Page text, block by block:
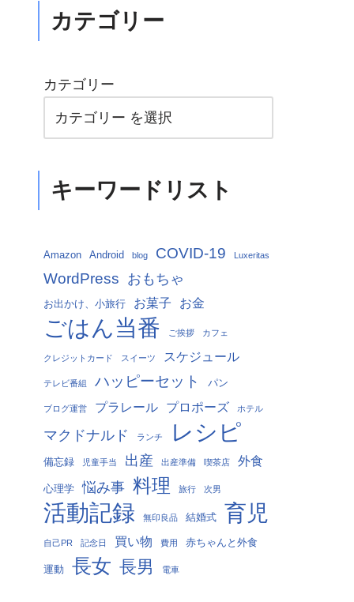
カテゴリー
カテゴリー
キーワードリスト
Amazon Android blog COVID-19 Luxeritas
WordPress おもちゃ
お出かけ、小旅行 お菓子 お金
ごはん当番 ご挨拶 カフェ
クレジットカード スイーツ スケジュール
テレビ番組 ハッピーセット パン
ブログ運営 プラレール プロポーズ ホテル
マクドナルド ランチ レシピ
備忘録 児童手当 出産 出産準備 喫茶店 外食
心理学 悩み事 料理 旅行 次男
活動記録 無印良品 結婚式 育児
自己PR 記念日 買い物 費用 赤ちゃんと外食
運動 長女 長男 電車